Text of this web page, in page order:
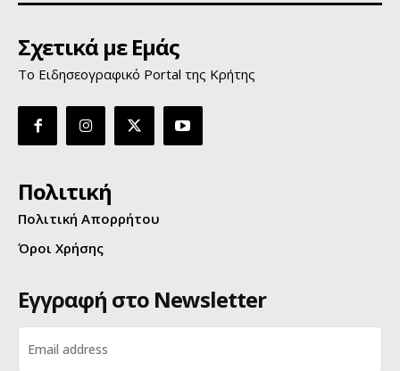
Σχετικά με Εμάς
Το Ειδησεογραφικό Portal της Κρήτης
Πολιτική
Πολιτική Απορρήτου
Όροι Χρήσης
Εγγραφή στο Newsletter